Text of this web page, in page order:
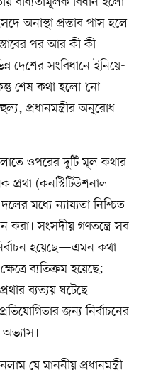
অনাস্থা প্রস্তাব পাস হলে
পর আর কী কী
দেশের সংবিধানে ইনিয়ে-
শেষ কথা হলো ‘নো
প্রধানমন্ত্রীর অনুরোধ
ওপরের দুটি মূল কথার
প্রথা (কনস্টিটিউশনাল
মধ্যে ন্যায্যতা নিশ্চিত
করা। সংসদীয় গণতন্ত্রে সব
হয়েছে—এমন কথা
ব্যতিক্রম হয়েছে;
ব্যত্যয় ঘটেছে।
জন্য নির্বাচনের
যে মাননীয় প্রধানমন্ত্রী